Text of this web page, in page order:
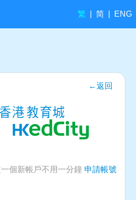
繁 简 ENG
←返回
個新帳戶不用一分鐘 申請帳號